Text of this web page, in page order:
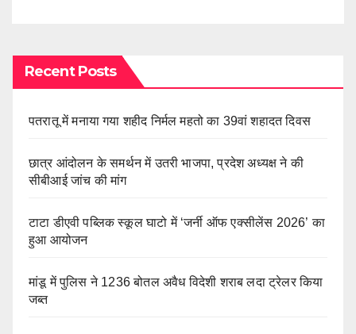
Recent Posts
पतरातू में मनाया गया शहीद निर्मल महतो का 39वां शहादत दिवस
छात्र आंदोलन के समर्थन में उतरी भाजपा, प्रदेश अध्यक्ष ने की
सीबीआई जांच की मांग
टाटा डीएवी पब्लिक स्कूल घाटो में ‘जर्नी ऑफ एक्सीलेंस 2026’ का
हुआ आयोजन
मांडू में पुलिस ने 1236 बोतल अवैध विदेशी शराब लदा ट्रेलर किया
जब्त